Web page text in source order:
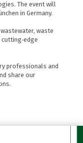
The event will
in Germany.
waste
professionals and
share our